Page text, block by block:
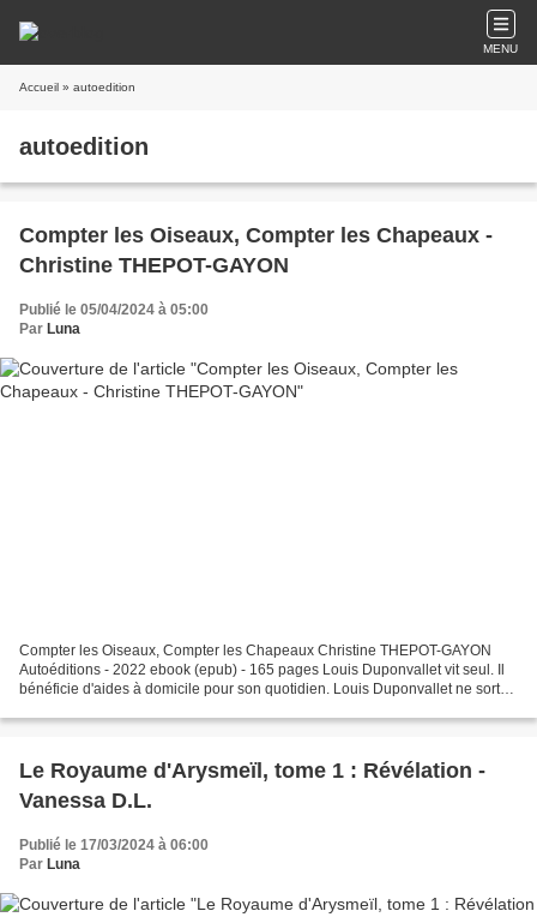
MENU
Accueil » autoedition
autoedition
Compter les Oiseaux, Compter les Chapeaux -
Christine THEPOT-GAYON
Publié le 05/04/2024 à 05:00
Par Luna
Compter les Oiseaux, Compter les Chapeaux Christine THEPOT-GAYON
Autoéditions - 2022 ebook (epub) - 165 pages Louis Duponvallet vit seul. Il
bénéficie d'aides à domicile pour son quotidien. Louis Duponvallet ne sort
Le Royaume d'Arysmeïl, tome 1 : Révélation -
Vanessa D.L.
Publié le 17/03/2024 à 06:00
Par Luna